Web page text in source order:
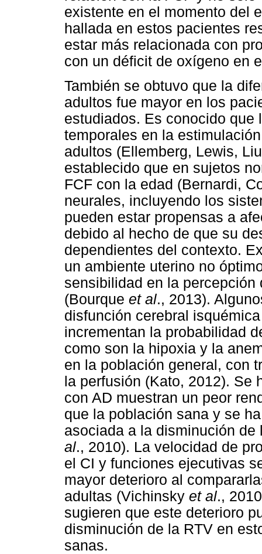
existente en el momento del
hallada en estos pacientes
estar más relacionada con
con un déficit de oxígeno en
También se obtuvo que la
adultos fue mayor en los
estudiados. Es conocido que
temporales en la
adultos (Ellemberg, Lewis,
establecido que en sujetos
FCF con la edad (Bernardi,
neurales, incluyendo los
pueden estar propensas a
debido al hecho de que su
dependientes del contexto.
un ambiente uterino no
sensibilidad en la
(Bourque et al., 2013).
disfunción cerebral
incrementan la probabilidad
como son la hipoxia y la
en la población general, con
la perfusión (Kato, 2012). Se
con AD muestran un peor
que la población sana y se
asociada a la disminución
al., 2010). La velocidad de
el CI y funciones ejecutivas
mayor deterioro al
adultas (Vichinsky et al.,
sugieren que este deterioro
disminución de la RTV en
sanas.